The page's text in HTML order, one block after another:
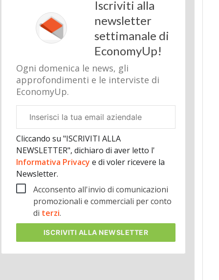
Iscriviti alla
newsletter
settimanale di
EconomyUp!
Ogni domenica le news, gli
approfondimenti e le interviste di
EconomyUp.
aziendale
Cliccando su "ISCRIVITI ALLA
NEWSLETTER", dichiaro di aver letto l'
Informativa Privacy e di voler ricevere la
Newsletter.
Acconsento all'invio di comunicazioni
promozionali e commerciali per conto
di terzi.
ISCRIVITI ALLA NEWSLETTER